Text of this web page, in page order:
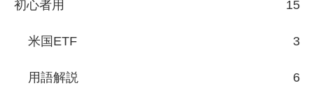
初心者用 15
米国ETF 3
用語解説 6